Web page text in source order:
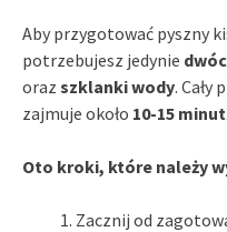
Aby przygotować pyszny
potrzebujesz jedynie
oraz szklanki wody. Cały
zajmuje około 10-15 minut.
Oto kroki, które należy
Zacznij od